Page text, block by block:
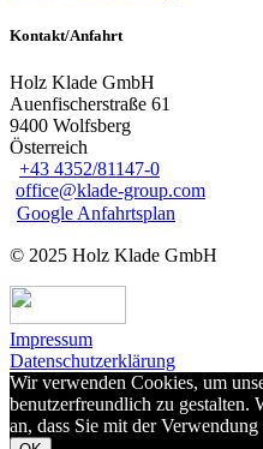
Kontakt/Anfahrt
Holz Klade GmbH
Auenfischerstraße 61
9400 Wolfsberg
Österreich
+43 4352/81147-0
office@klade-group.com
Google Anfahrtsplan
© 2025 Holz Klade GmbH
Impressum
Datenschutzerklärung
Wir verwenden Cookies, um
benutzerfreundlich zu gestalten.
an, dass Sie mit der